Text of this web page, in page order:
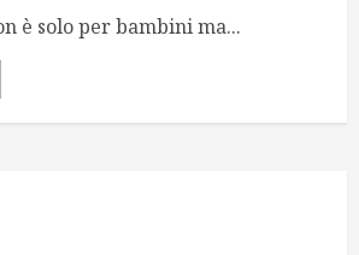
è solo per bambini ma...